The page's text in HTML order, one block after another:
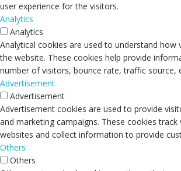
user experience for the visitors.
Analytics
Analytics
Analytical cookies are used to understand how
the website. These cookies help provide
number of visitors, bounce rate, traffic source,
Advertisement
Advertisement
Advertisement cookies are used to provide
and marketing campaigns. These cookies track
websites and collect information to provide
Others
Others